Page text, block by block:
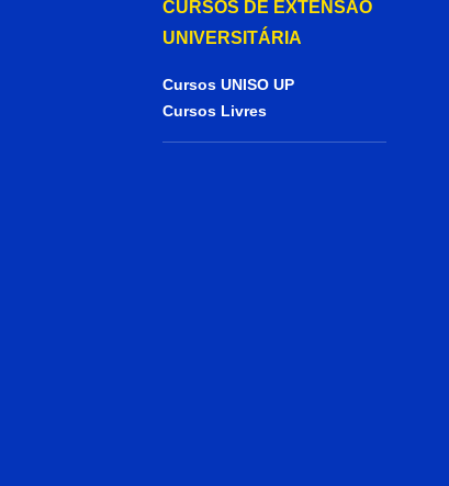
CURSOS DE EXTENSÃO
UNIVERSITÁRIA
Cursos UNISO UP
Cursos Livres